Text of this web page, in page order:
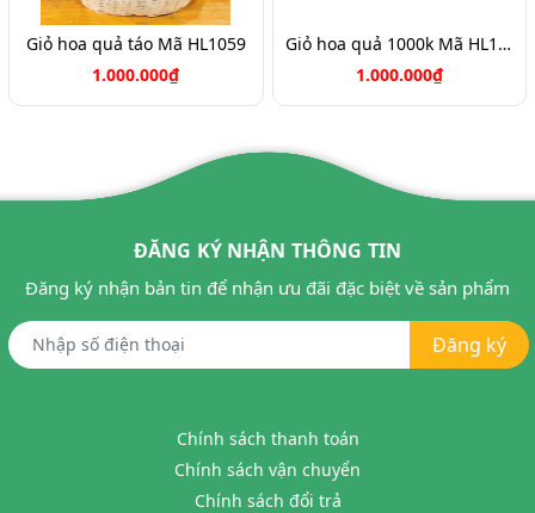
Giỏ hoa quả táo Mã HL1059
1.000.000₫
Giỏ hoa quả 1000k Mã HL1051
1.000.000₫
ĐĂNG KÝ NHẬN THÔNG TIN
Đăng ký nhận bản tin để nhận ưu đãi đặc biệt về sản phẩm
Đăng ký
Chính sách thanh toán
Chính sách vận chuyển
Chính sách đổi trả